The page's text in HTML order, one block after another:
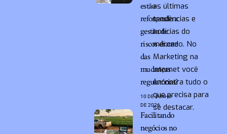
estão
reforçando a
gestão de
riscos diante
das
mudanças
regulatórias?
10 DE JUNHO
DE 2026
Facilitando
negócios no
as últimas
tendências e
notícias do
mercado. No
Marketing na
Internet você
encontra tudo o
que precisa para
se destacar.